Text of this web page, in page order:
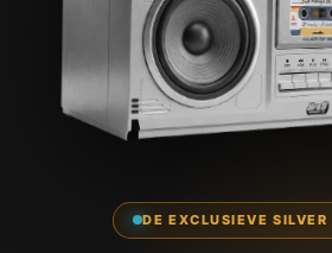
DE EXCLUSIEVE SILVER